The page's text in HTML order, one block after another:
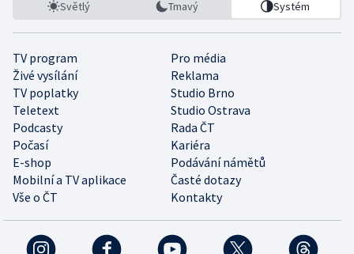
Světlý Tmavý Systém
TV program
Pro média
Živé vysílání
Reklama
TV poplatky
Studio Brno
Teletext
Studio Ostrava
Podcasty
Rada ČT
Počasí
Kariéra
E-shop
Podávání námětů
Mobilní a TV aplikace
Časté dotazy
Vše o ČT
Kontakty